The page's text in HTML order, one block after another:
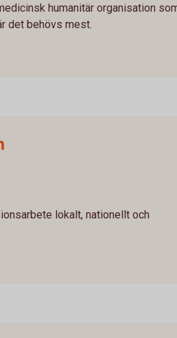
humanitär organisation
det behövs mest.
lokalt, nationellt och